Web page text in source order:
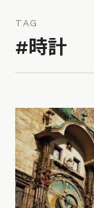
TAG
#時計